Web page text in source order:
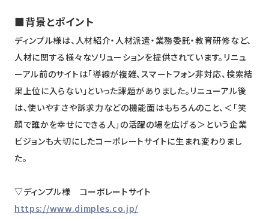
■背景とポイント
ディンプル様は、人材紹介・人材派遣・業務委託・教育研修など、
人材に関する様々なソリューションを提供されています。リニュ
ーアル前のサイトは「導線が複雑、スマートフォン非対応、検索結
果上位に入らない」といった課題がありました。リニューアル後
は、使いやすさや訴求力などの機能面はもちろんのこと、＜「笑
顔で誰かを幸せにできる人」の活躍の場を広げる＞という企業
ビジョンも大切にしたコーポレートサイトに生まれ変わりまし
た。
▽ディンプル様 コーポレートサイト
https://www.dimples.co.jp/